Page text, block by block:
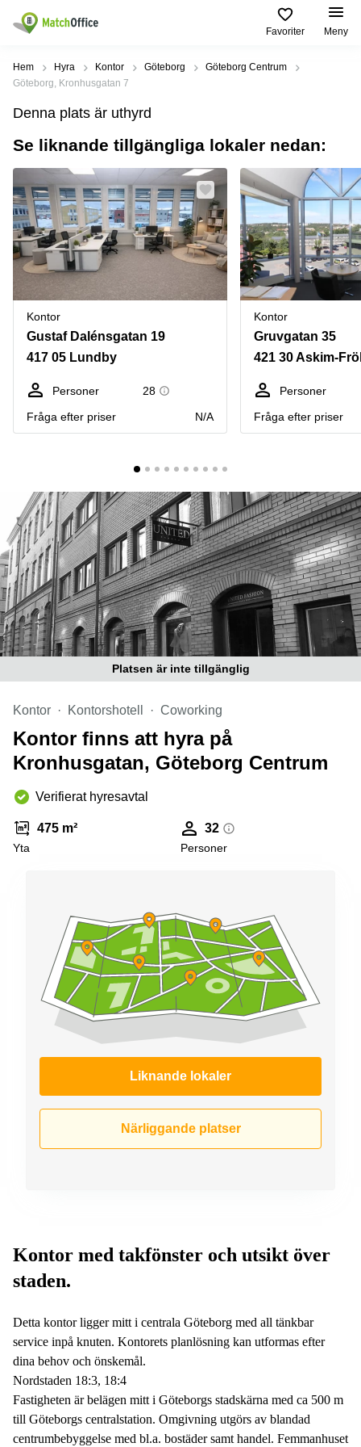
Favoriter Meny
Hyra / hyra ut
Kategorier
Kontor
Kontorshotell
Coworking
space
Lagerlokaler
Industrilokaler
Butikslokaler
Verkstad
kontor
Populära
Städer
Stockholm
Göteborg
Malmö
Uppsala
Norrköping
Östermalm
Skåne
Vasastan
Populära
sökningar
Kontorshotell
Stockholm
Hyra lokal
Stockholm
Kontorshotell
Göteborg
Coworking
Stockholm
Kontorshotell
Malmö
Coworking
Malmö
Lediga
lokaler
Hisingen
Lediga
lokaler
Hägersten
Hjälp
Om oss
Bli hyresvärd
Pris
Logga in
Hem Hyra Kontor Göteborg
Göteborg Centrum
Göteborg, Kronhusgatan 7
Denna plats är uthyrd
Se liknande tillgängliga lokaler nedan:
Kontor
Gustaf Dalénsgatan 19
417 05 Lundby
Personer
28
Fråga efter priser
N/A
Kontor
Gruvgatan 35
Personer
Fråga efter priser
Platsen är inte tillgänglig
Kontor Kontorshotell Coworking
Kontor finns att hyra på
Kronhusgatan, Göteborg Centrum
Verifierat hyresavtal
475 m²
Yta
32
Personer
Liknande lokaler
Närliggande platser
Kontor med takfönster och utsikt över
staden.
Detta kontor ligger mitt i centrala Göteborg med all tänkbar
service inpå knuten. Kontorets planlösning kan utformas efter
dina behov och önskemål.
Nordstaden 18:3, 18:4
Fastigheten är belägen mitt i Göteborgs stadskärna med ca 500 m
till Göteborgs centralstation. Omgivning utgörs av blandad
centrumbebyggelse med bl.a. bostäder samt handel. Femmanhuset